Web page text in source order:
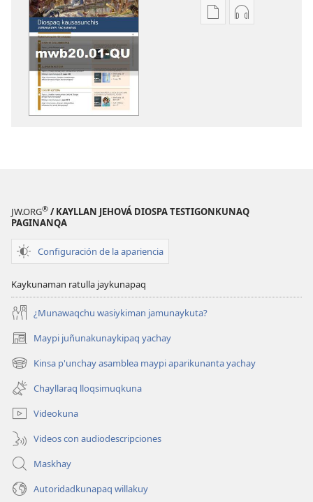
KaypiKaypin
JW.ORG® / KAYLLAN JEHOVÁ DIOSPA TESTIGONKUNAQ
PAGINANQA
Configuración de la apariencia
Kaykunaman ratulla jaykunapaq
¿Munawaqchu wasiykiman jamunaykuta?
Maypi juñunakunaykipaq yachay
(abre
una
nueva
ventana)
Kinsa p'unchay asamblea maypi aparikunanta yachay
(abre
una
nueva
ventana)
Chayllaraq lloqsimuqkuna
Videokuna
Videos con audiodescripciones
Maskhay
Autoridadkunapaq willakuy